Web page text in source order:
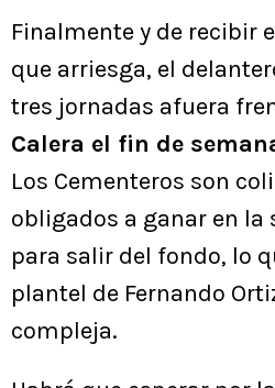
Finalmente y de recibir
que arriesga, el
tres jornadas afuera
Calera el fin de
Los Cementeros son
obligados a ganar en la
para salir del fondo, lo
plantel de Fernando
compleja.